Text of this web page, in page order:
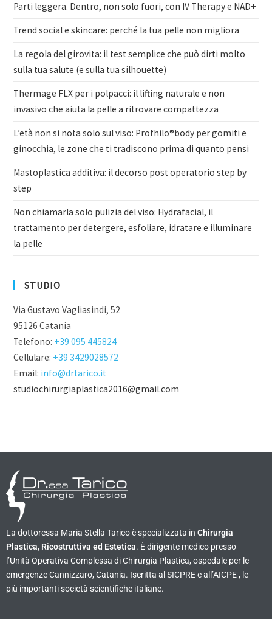
Parti leggera. Dentro, non solo fuori, con IV Therapy e NAD+
Trend social e skincare: perché la tua pelle non migliora
La regola del girovita: il test semplice che può dirti molto
sulla tua salute (e sulla tua silhouette)
Thermage FLX per i polpacci: il lifting naturale e non
invasivo che aiuta la pelle a ritrovare compattezza
L’età non si nota solo sul viso: Profhilo®body per gomiti e
ginocchia, le zone che ti tradiscono prima di quanto pensi
Mastoplastica additiva: il decorso post operatorio step by
step
Non chiamarla solo pulizia del viso: Hydrafacial, il
trattamento per detergere, esfoliare, idratare e illuminare
la pelle
STUDIO
Via Gustavo Vagliasindi, 52
95126 Catania
Telefono: +39 095 445824
Cellulare: +39 3429028572
Email: info@drtarico.it
studiochirurgiaplastica2016@gmail.com
La dottoressa Maria Stella Tarico è specializzata in Chirurgia
Plastica, Ricostruttiva ed Estetica. È dirigente medico presso
l’Unità Operativa Complessa di Chirurgia Plastica, ospedale per le
emergenze Cannizzaro, Catania. Iscritta al SICPRE e all’AICPE , le
più importanti società scientifiche italiane.